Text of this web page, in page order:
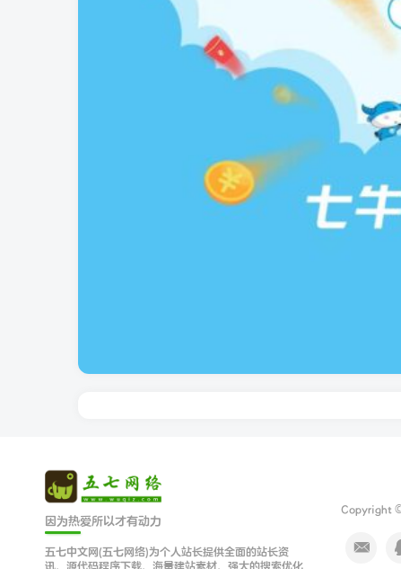
因为热爱所以才有动力
五七中文网(五七网络)为个人站长提供全面的站长资
讯、源代码程序下载、海量建站素材、强大的搜索优化
Copyright